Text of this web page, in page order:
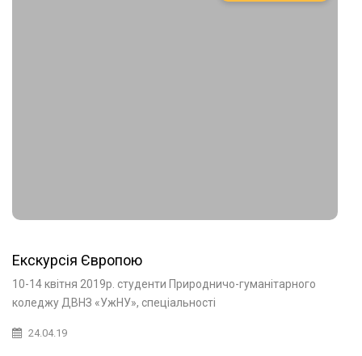
Екскурсія Європою
10-14 квітня 2019р. студенти Природничо-гуманітарного
коледжу ДВНЗ «УжНУ», спеціальності
24.04.19